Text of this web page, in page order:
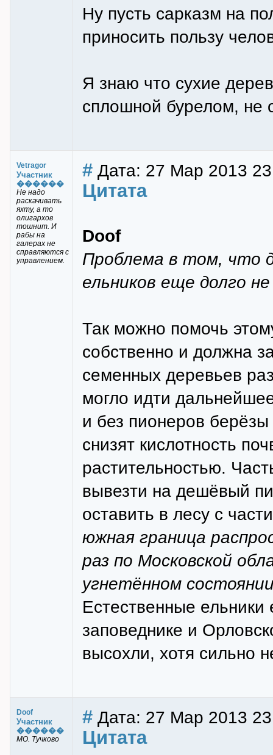
Ну пусть сарказм на
приносить пользу
Я знаю что сухие
сплошной бурелом, не
Vetragor
Участник
������
Не надо
раскачивать
яхту, а то
олигархов
тошнит. И
рабы на
галерах не
справляются с
управлением.
# Дата: 27 Мар 2013
Цитата
Doof
Проблема в том, что
ельников еще долго
Так можно помочь
собственно и должна
семенных деревьев
могло идти
и без пионеров
снизят кислотность
растительностью.
вывезти на дешёвый
оставить в лесу с
южная граница
раз по Московской
угнетённом
Естественные
заповеднике и
высохли, хотя сильно
Doof
Участник
������
МО. Тучково
# Дата: 27 Мар 2013
Цитата